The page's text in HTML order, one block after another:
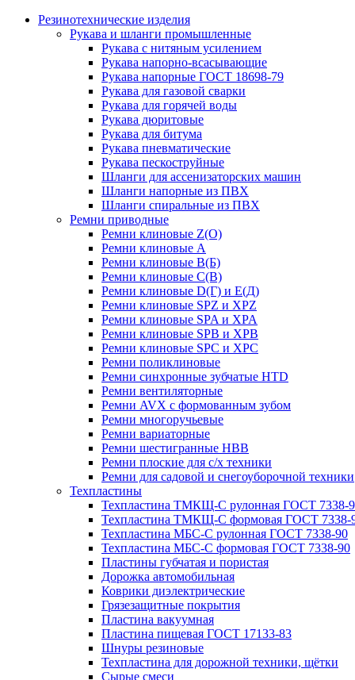
Резинотехнические изделия
Рукава и шланги промышленные
Рукава с нитяным усилением
Рукава напорно-всасывающие
Рукава напорные ГОСТ 18698-79
Рукава для газовой сварки
Рукава для горячей воды
Рукава дюритовые
Рукава для битума
Рукава пневматические
Рукава пескоструйные
Шланги для ассенизаторских машин
Шланги напорные из ПВХ
Шланги спиральные из ПВХ
Ремни приводные
Ремни клиновые Z(О)
Ремни клиновые А
Ремни клиновые В(Б)
Ремни клиновые С(В)
Ремни клиновые D(Г) и Е(Д)
Ремни клиновые SPZ и XPZ
Ремни клиновые SPA и XPA
Ремни клиновые SPB и XPB
Ремни клиновые SPC и XPC
Ремни поликлиновые
Ремни синхронные зубчатые HTD
Ремни вентиляторные
Ремни AVX с формованным зубом
Ремни многоручьевые
Ремни вариаторные
Ремни шестигранные HBB
Ремни плоские для с/х техники
Ремни для садовой и снегоуборочной техники
Техпластины
Техпластина ТМКЩ-С рулонная ГОСТ 7338-
Техпластина ТМКЩ-С формовая ГОСТ 7338-
Техпластина МБС-С рулонная ГОСТ 7338-90
Техпластина МБС-С формовая ГОСТ 7338-90
Пластины губчатая и пористая
Дорожка автомобильная
Коврики диэлектрические
Грязезащитные покрытия
Пластина вакуумная
Пластина пищевая ГОСТ 17133-83
Шнуры резиновые
Техпластина для дорожной техники, щётки
Сырые смеси